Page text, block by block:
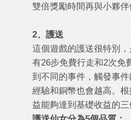
雙倍獎勵時間再與小夥伴
2、護送
這個遊戲的護送很特別
有26步免費行走和2次免
到不同的事件，觸發事
經驗和銅幣也會越高。
益能夠達到基礎收益的三